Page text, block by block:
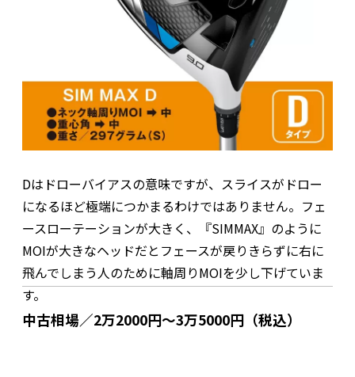
Dはドローバイアスの意味ですが、スライスがドロー
になるほど極端につかまるわけではありません。フェ
ースローテーションが大きく、『SIMMAX』のように
MOIが大きなヘッドだとフェースが戻りきらずに右に
飛んでしまう人のために軸周りMOIを少し下げていま
す。
中古相場／2万2000円～3万5000円（税込）